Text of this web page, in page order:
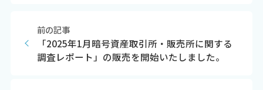
前の記事
「2025年1月暗号資産取引所・販売所に関する
調査レポート」の販売を開始いたしました。